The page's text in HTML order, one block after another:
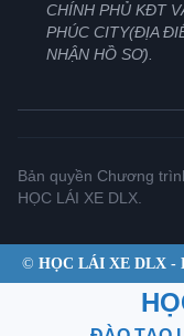
CHÍNH PHỦ KĐT
PHÚC CITY(ĐỊA
NHẬN HỒ SƠ).
Bản quyền Chương
HỌC LÁI XE DLX.
© HỌC LÁI XE DLX -